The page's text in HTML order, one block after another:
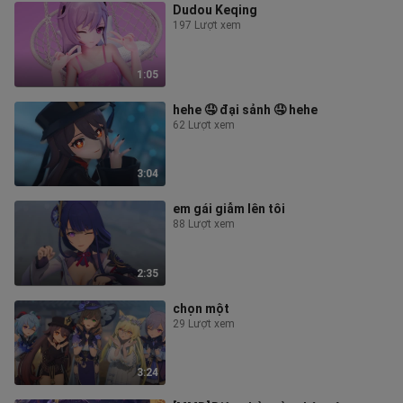
1:05
Dudou Keqing
197 Lượt xem
3:04
hehe 🤤 đại sảnh 🤤 hehe
62 Lượt xem
2:35
em gái giẫm lên tôi
88 Lượt xem
3:24
chọn một
29 Lượt xem